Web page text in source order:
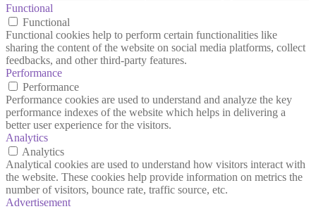
Functional
Functional
Functional cookies help to perform certain functionalities like
sharing the content of the website on social media platforms, collect
feedbacks, and other third-party features.
Performance
Performance
Performance cookies are used to understand and analyze the key
performance indexes of the website which helps in delivering a
better user experience for the visitors.
Analytics
Analytics
Analytical cookies are used to understand how visitors interact with
the website. These cookies help provide information on metrics the
number of visitors, bounce rate, traffic source, etc.
Advertisement